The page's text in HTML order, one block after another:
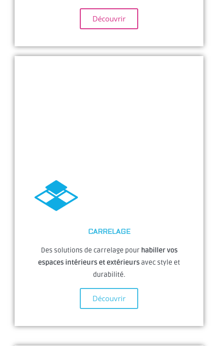
Découvrir
CARRELAGE
Des solutions de carrelage pourhabiller vos
espaces intérieurs et extérieursavec style et
durabilité.
Découvrir